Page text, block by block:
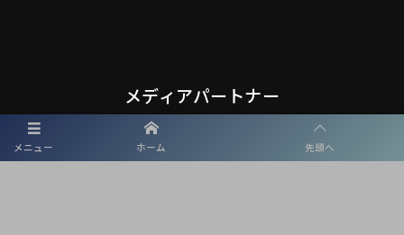
メニュー ホーム 先頭へ
メディアパートナー